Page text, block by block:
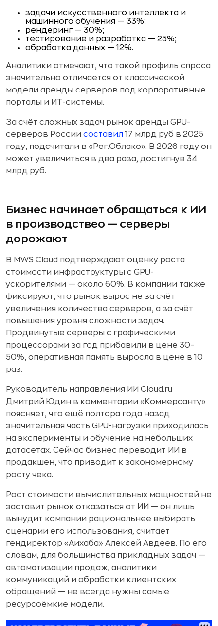
задачи искусственного интеллекта и
машинного обучения — 33%;
рендеринг — 30%;
тестирование и разработка — 25%;
обработка данных — 12%.
Аналитики отмечают, что такой профиль спроса
значительно отличается от классической
модели аренды серверов под корпоративные
порталы и ИТ-системы.
За счёт сложных задач рынок аренды GPU-
серверов России составил 17 млрд руб в 2025
году, подсчитали в «Рег.Облако». В 2026 году он
может увеличиться в два раза, достигнув 34
млрд руб.
Бизнес начинает обращаться к ИИ
в производствео — серверы
дорожают
В MWS Cloud подтверждают оценку роста
стоимости инфраструктуры с GPU-
ускорителями — около 60%. В компании также
фиксируют, что рынок вырос не за счёт
увеличения количества серверов, а за счёт
повышения уровня сложности задач.
Продвинутые серверы с графическими
процессорами за год прибавили в цене 30–
50%, оперативная память выросла в цене в 10
раз.
Руководитель направления ИИ Cloud.ru
Дмитрий Юдин в комментарии «Коммерсанту»
поясняет, что ещё полтора года назад
значительная часть GPU-нагрузки приходилась
на эксперименты и обучение на небольших
датасетах. Сейчас бизнес переводит ИИ в
продакшен, что приводит к закономерному
росту чека.
Рост стоимости вычислительных мощностей не
заставит рынок отказаться от ИИ — он лишь
вынудит компании рациональнее выбирать
сценарии его использования, считает
гендиректор «Аихаба» Алексей Авдеев. По его
словам, для большинства прикладных задач —
автоматизации продаж, аналитики
коммуникаций и обработки клиентских
обращений — не всегда нужны самые
ресурсоёмкие модели.